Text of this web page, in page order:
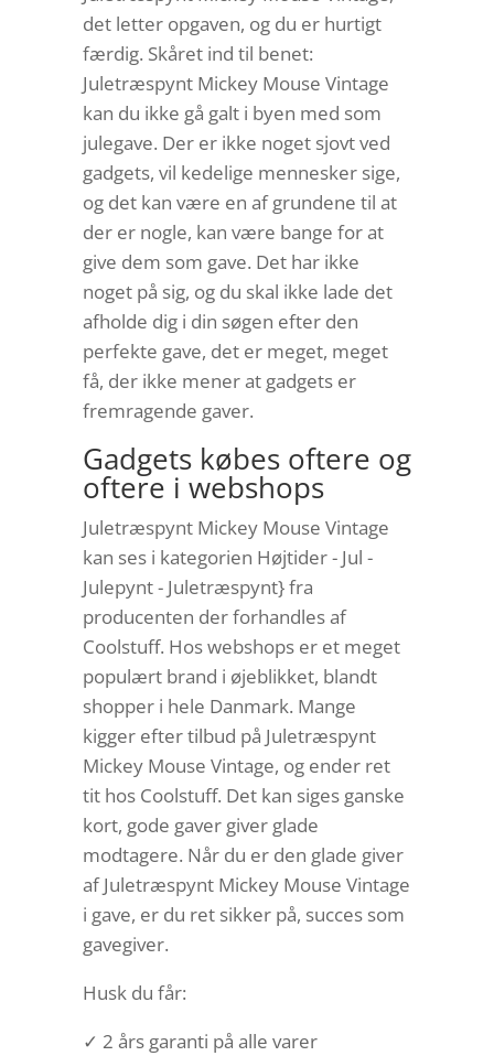
det letter opgaven, og du er hurtigt
færdig. Skåret ind til benet:
Juletræspynt Mickey Mouse Vintage
kan du ikke gå galt i byen med som
julegave. Der er ikke noget sjovt ved
gadgets, vil kedelige mennesker sige,
og det kan være en af grundene til at
der er nogle, kan være bange for at
give dem som gave. Det har ikke
noget på sig, og du skal ikke lade det
afholde dig i din søgen efter den
perfekte gave, det er meget, meget
få, der ikke mener at gadgets er
fremragende gaver.
Gadgets købes oftere og
oftere i webshops
Juletræspynt Mickey Mouse Vintage
kan ses i kategorien Højtider - Jul -
Julepynt - Juletræspynt} fra
producenten der forhandles af
Coolstuff. Hos webshops er et meget
populært brand i øjeblikket, blandt
shopper i hele Danmark. Mange
kigger efter tilbud på Juletræspynt
Mickey Mouse Vintage, og ender ret
tit hos Coolstuff. Det kan siges ganske
kort, gode gaver giver glade
modtagere. Når du er den glade giver
af Juletræspynt Mickey Mouse Vintage
i gave, er du ret sikker på, succes som
gavegiver.
Husk du får:
✓ 2 års garanti på alle varer